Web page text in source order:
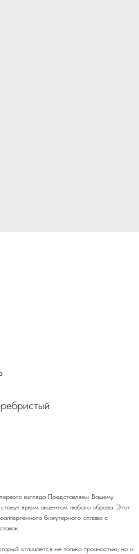
взгляда Представляем Вашему
ярким акцентом любого образа. Этот
бижутерного сплава с
отличается не только прочностью, но и